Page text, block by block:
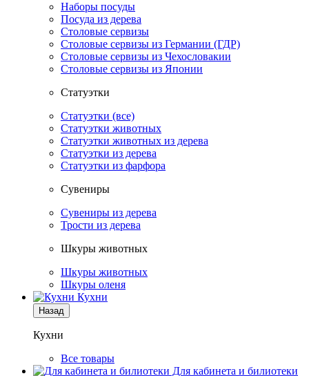
Наборы посуды
Посуда из дерева
Столовые сервизы
Столовые сервизы из Германии (ГДР)
Столовые сервизы из Чехословакии
Столовые сервизы из Японии
Статуэтки
Статуэтки (все)
Статуэтки животных
Статуэтки животных из дерева
Статуэтки из дерева
Статуэтки из фарфора
Сувениры
Сувениры из дерева
Трости из дерева
Шкуры животных
Шкуры животных
Шкуры оленя
Кухни
Назад
Кухни
Все товары
Для кабинета и билиотеки